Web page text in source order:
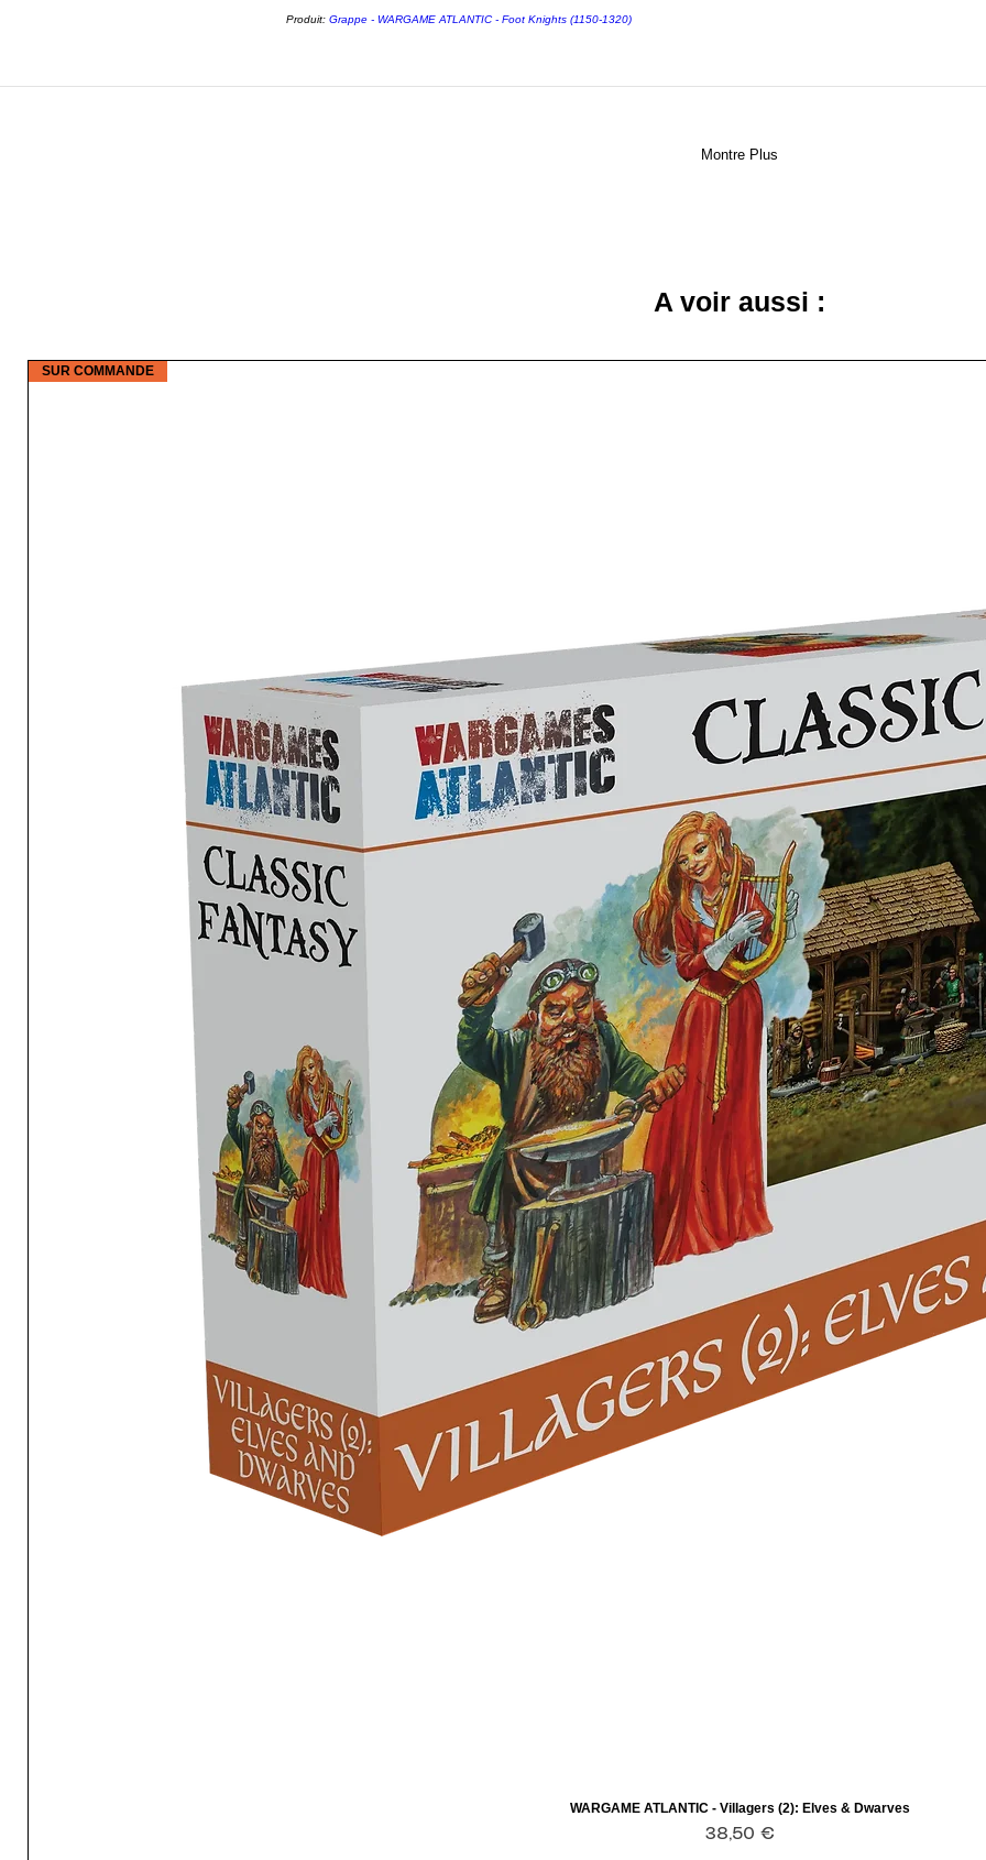
Produit: Grappe - WARGAME ATLANTIC - Foot Knights (1150-1320)
Montre Plus
A voir aussi :
Aperçu rapide
SUR COMMANDE
WARGAME ATLANTIC - Villagers (2): Elves & Dwarves
Prix
38,50 €